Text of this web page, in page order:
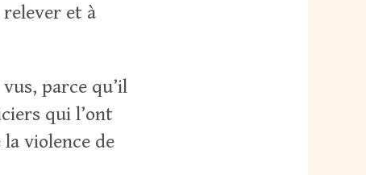
et à
parce qu’il
qui l’ont
violence de